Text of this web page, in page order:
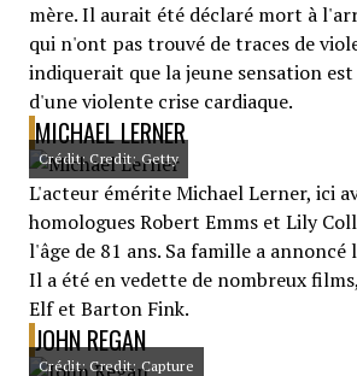
mère. Il aurait été déclaré mort à
qui n'ont pas trouvé de traces de
indiquerait que la jeune sensation
d'une violente crise cardiaque.
MICHAEL LERNER
Crédit: Credit: Getty
L'acteur émérite Michael Lerner, ici
homologues Robert Emms et Lily
l'âge de 81 ans. Sa famille a
Il a été en vedette de nombreux
Elf et Barton Fink.
JOHN REGAN
Crédit: Credit: Capture